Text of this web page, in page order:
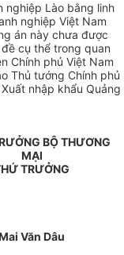
nghiệp Lào bằng linh
nghiệp Việt Nam
án này chưa được
cụ thể trong quan
Chính phủ Việt Nam
Thủ tướng Chính phủ
nhập khẩu Quảng
BỘ THƯƠNG
MẠI
TRƯỞNG
Văn Dâu